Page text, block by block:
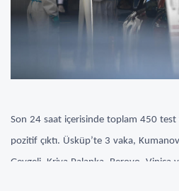
Son 24 saat içerisinde toplam 450 test
pozitif çıktı. Üsküp’te 3 vaka,
Gevgeli, Kriva Palanka, Berovo, Vinica